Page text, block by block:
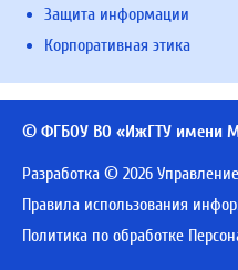
Защита информации
Корпоративная этика
© ФГБОУ ВО «ИжГТУ имени
Разработка © 2026
Правила использования
Политика по обработке